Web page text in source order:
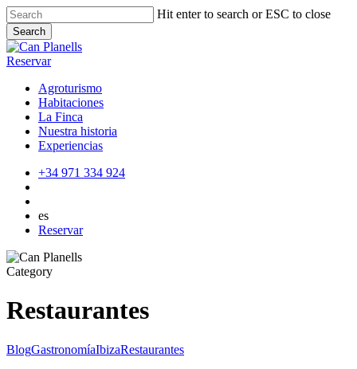
Skip
to
main
content
Hit enter to search or ESC to close
Search
Close
Search
Reservar
Agroturismo
Habitaciones
La Finca
Nuestra historia
Experiencias
+34 971 334 924
es
Reservar
Category
Restaurantes
4
BlogGastronomíaIbizaRestaurantes